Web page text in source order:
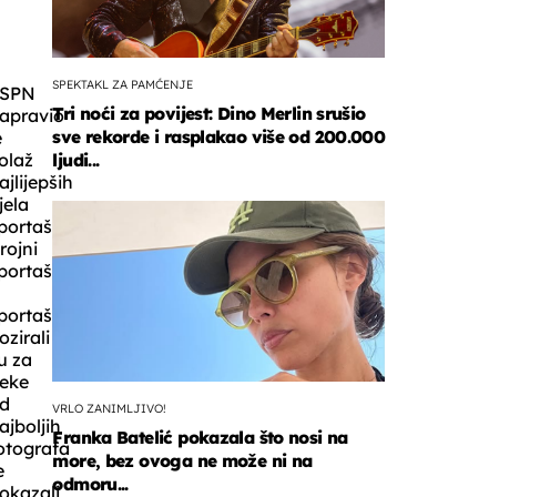
za
SPEKTAKL ZA PAMĆENJE
Tri noći za povijest: Dino Merlin srušio
sve rekorde i rasplakao više od 200.000
ljudi...
VRLO ZANIMLJIVO!
Franka Batelić pokazala što nosi na
more, bez ovoga ne može ni na
odmoru...